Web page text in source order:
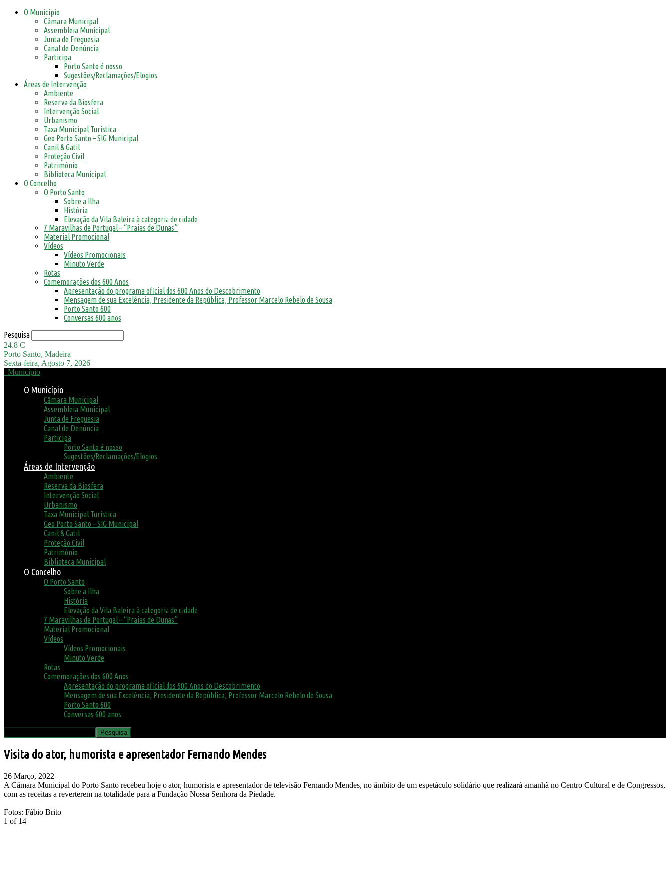
O Município
Câmara Municipal
Assembleia Municipal
Junta de Freguesia
Canal de Denúncia
Participa
Porto Santo é nosso
Sugestões/Reclamações/Elogios
Áreas de Intervenção
Ambiente
Reserva da Biosfera
Intervenção Social
Urbanismo
Taxa Municipal Turística
Geo Porto Santo – SIG Municipal
Canil & Gatil
Proteção Civil
Património
Biblioteca Municipal
O Concelho
O Porto Santo
Sobre a Ilha
História
Elevação da Vila Baleira à categoria de cidade
7 Maravilhas de Portugal – “Praias de Dunas”
Material Promocional
Vídeos
Vídeos Promocionais
Minuto Verde
Rotas
Comemorações dos 600 Anos
Apresentação do programa oficial dos 600 Anos do Descobrimento
Mensagem de sua Excelência, Presidente da República, Professor Marcelo Rebelo de Sousa
Porto Santo 600
Conversas 600 anos
Pesquisa
24.8 C
Porto Santo, Madeira
Sexta-feira, Agosto 7, 2026
Município
O Município
Câmara Municipal
Assembleia Municipal
Junta de Freguesia
Canal de Denúncia
Participa
Porto Santo é nosso
Sugestões/Reclamações/Elogios
Áreas de Intervenção
Ambiente
Reserva da Biosfera
Intervenção Social
Urbanismo
Taxa Municipal Turística
Geo Porto Santo – SIG Municipal
Canil & Gatil
Proteção Civil
Património
Biblioteca Municipal
O Concelho
O Porto Santo
Sobre a Ilha
História
Elevação da Vila Baleira à categoria de cidade
7 Maravilhas de Portugal – “Praias de Dunas”
Material Promocional
Vídeos
Vídeos Promocionais
Minuto Verde
Rotas
Comemorações dos 600 Anos
Apresentação do programa oficial dos 600 Anos do Descobrimento
Mensagem de sua Excelência, Presidente da República, Professor Marcelo Rebelo de Sousa
Porto Santo 600
Conversas 600 anos
Visita do ator, humorista e apresentador Fernando Mendes
26 Março, 2022
A Câmara Municipal do Porto Santo recebeu hoje o ator, humorista e apresentador de televisão Fernando Mendes, no âmbito de um espetáculo solidário que realizará amanhã no Centro Cultural e de Congressos,
com as receitas a reverterem na totalidade para a Fundação Nossa Senhora da Piedade.
Fotos: Fábio Brito
1 of 14